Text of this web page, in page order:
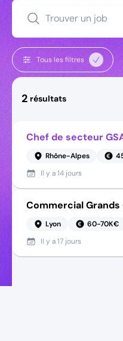
Trouver un job
Tous les filtres
2 résultats
Chef de secteur
Rhône-Alpes
Il y a14 jours
Commercial
Lyon
60-70K€
Il y a17 jours